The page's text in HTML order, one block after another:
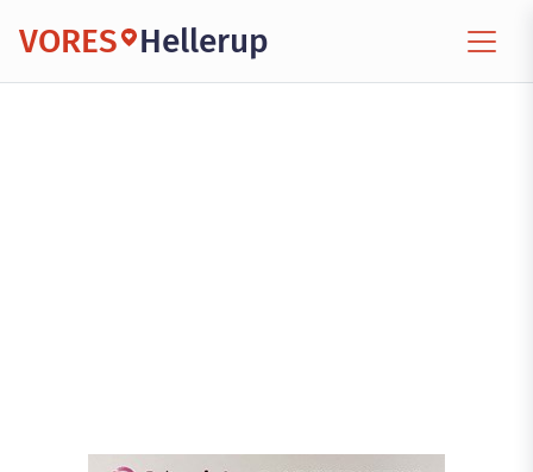
VORES Hellerup